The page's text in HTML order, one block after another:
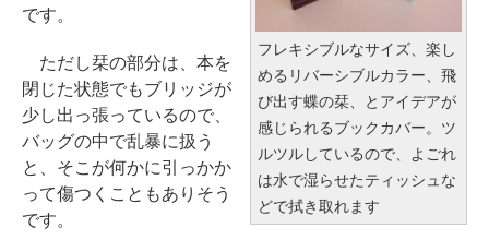
フレキシブルなサイズ、楽し
めるリバーシブルカラー、飛
び出す蝶の栞、とアイデアが
感じられるブックカバー。ツ
ルツルしているので、よごれ
は水で湿らせたティッシュな
どで拭き取れます
です。
ただし栞の部分は、本を
閉じた状態でもブリッジが
少し出っ張っているので、
バッグの中で乱暴に扱う
と、そこが何かに引っかか
って傷つくこともありそう
です。